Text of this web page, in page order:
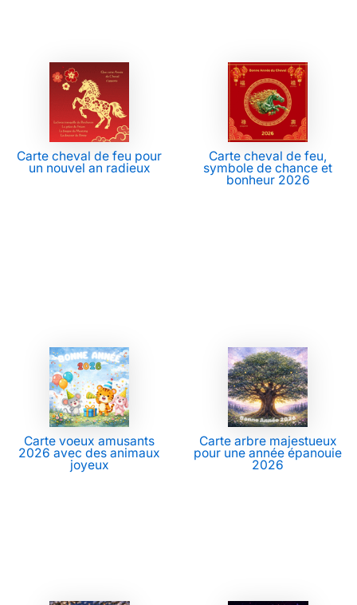
Carte cheval de feu pour
un nouvel an radieux
Carte cheval de feu,
symbole de chance et
bonheur 2026
Carte voeux amusants
2026 avec des animaux
joyeux
Carte arbre majestueux
pour une année épanouie
2026